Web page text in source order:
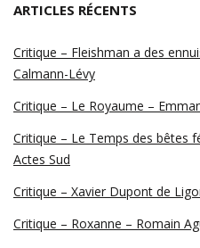
ARTICLES RÉCENTS
Critique – Fleishman a des
Calmann-Lévy
Critique – Le Royaume –
Critique – Le Temps des bêtes
Actes Sud
Critique – Xavier Dupont de
Critique – Roxanne – Romain